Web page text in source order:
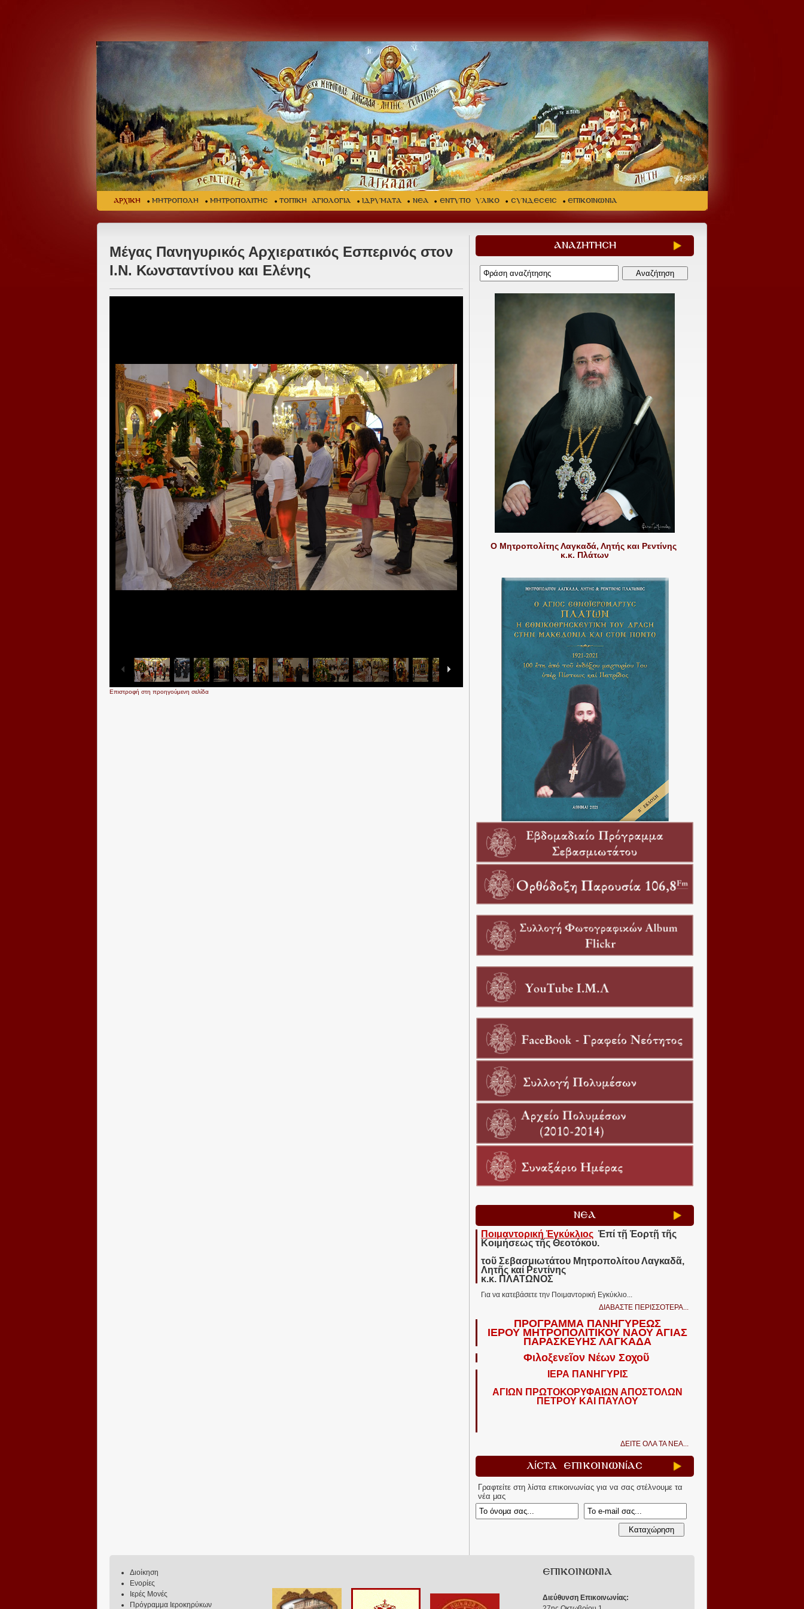
ΑΡΧΙΚΗ ΜΗΤΡΟΠΟΛΗ ΜΗΤΡΟΠΟΛΙΤΗΣ ΤΟΠΙΚΗ ΑΓΙΟΛΟΓΙΑ ΙΔΡΥΜΑΤΑ ΝΕΑ ΕΝΤΥΠΟ ΥΛΙΚΟ ΣΥΝΔΕΣΕΙΣ ΕΠΙΚΟΙΝΩΝΙΑ
Μέγας Πανηγυρικός Αρχιερατικός Εσπερινός στον
Ι.Ν. Κωνσταντίνου και Ελένης
Επιστροφή στη προηγούμενη σελίδα
ΑΝΑΖΗΤΗΣΗ
Ο Μητροπολίτης Λαγκαδά, Λητής και Ρεντίνης
κ.κ. Πλάτων
ΝΕΑ
Ποιμαντορική Ἐγκύκλιος Ἐπί τῇ Ἑορτῇ τῆς
Κοιμήσεως τῆς Θεοτόκου.
τοῦ Σεβασμιωτάτου Μητροπολίτου Λαγκαδᾶ,
Λητῆς καί Ρεντίνης
κ.κ. ΠΛΑΤΩΝΟΣ
Για να κατεβάσετε την Ποιμαντορική Εγκύκλιο...
ΔΙΑΒΑΣΤΕ ΠΕΡΙΣΣΟΤΕΡΑ...
ΠΡΟΓΡΑΜΜΑ ΠΑΝΗΓΥΡΕΩΣ
ΙΕΡΟΥ ΜΗΤΡΟΠΟΛΙΤΙΚΟΥ ΝΑΟΥ ΑΓΙΑΣ
ΠΑΡΑΣΚΕΥΗΣ ΛΑΓΚΑΔΑ
Φιλοξενεῖον Νέων Σοχοῦ
ΙΕΡΑ ΠΑΝΗΓΥΡΙΣ
ΑΓΙΩΝ ΠΡΩΤΟΚΟΡΥΦΑΙΩΝ ΑΠΟΣΤΟΛΩΝ
ΠΕΤΡΟΥ ΚΑΙ ΠΑΥΛΟΥ
ΔΕΙΤΕ ΟΛΑ ΤΑ ΝΕΑ...
Λίστα Επικοινωνίας
Γραφτείτε στη λίστα επικοινωνίας για να σας στέλνουμε τα
νέα μας
Διοίκηση
Ενορίες
Ιερές Μονές
Πρόγραμμα Ιεροκηρύκων
ΕΠΙΚΟΙΝΩΝΙΑ
Διεύθυνση Επικοινωνίας: